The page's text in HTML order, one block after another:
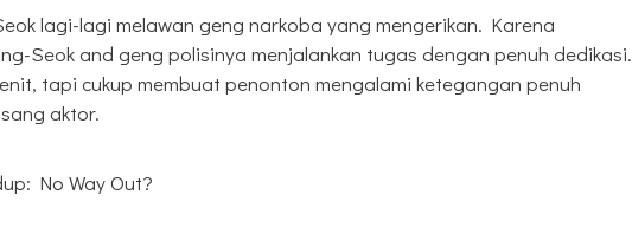
lagi-lagi melawan geng narkoba yang mengerikan. Karena
Seok and geng polisinya menjalankan tugas dengan penuh dedikasi.
tapi cukup membuat penonton mengalami ketegangan penuh
aktor.
No Way Out?